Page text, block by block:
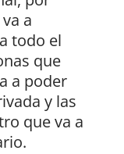
a
todo el
que
a poder
y las
que va a